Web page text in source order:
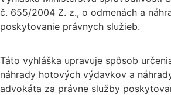
č. 655/2004 Z. z., o odmenách a
poskytovanie právnych služieb.
Táto vyhláška upravuje spôsob
náhrady hotových výdavkov a
advokáta za právne služby